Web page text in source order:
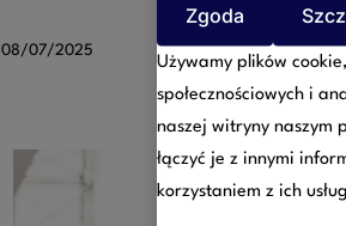
08/07/2025
Zgoda
Używamy plików
społecznościowych i
naszej witryny naszym
łączyć je z innymi
korzystaniem z ich